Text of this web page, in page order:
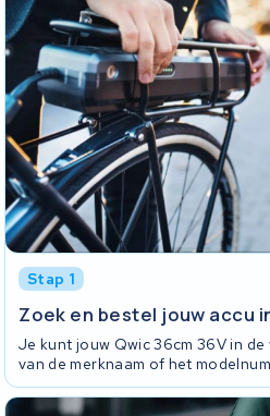
Stap 1
Zoek en bestel jouw accu
Je kunt jouw Qwic 36cm 36V in
van de merknaam of het